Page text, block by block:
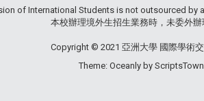
of International Students is not outsourced by
本校辦理境外生招生業務時，未委外辦
Copyright © 2021 亞洲大學 國際學術
Theme: Oceanly byScriptsTown